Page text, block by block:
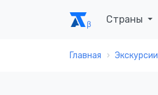
Страны
Главная Экскурсии